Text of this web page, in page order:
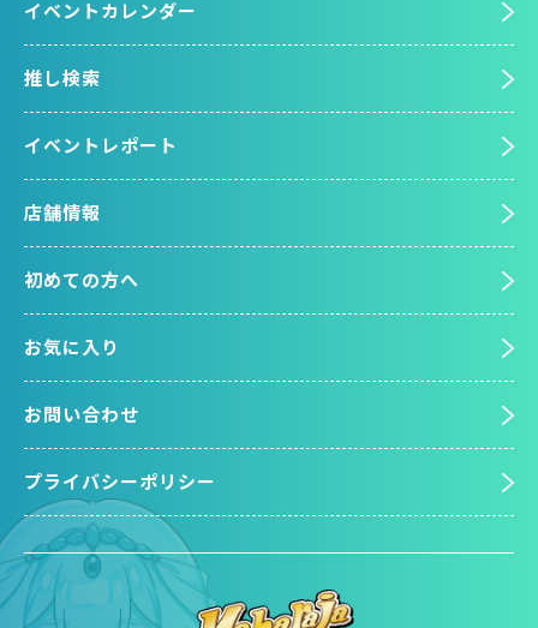
イベントカレンダー
推し検索
イベントレポート
店舗情報
初めての方へ
お気に入り
お問い合わせ
プライバシーポリシー